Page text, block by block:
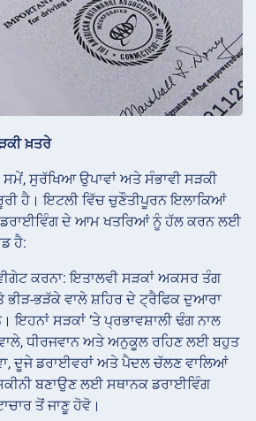
ਖ਼ਤਰੇ
ਸਮੇਂ, ਸੁਰੱਖਿਆ ਉਪਾਵਾਂ ਅਤੇ ਸੰਭਾਵੀ ਸੜਕੀ
ਹੈ। ਇਟਲੀ ਵਿੱਚ ਚੁਣੌਤੀਪੂਰਨ ਇਲਾਕਿਆਂ
ਡਰਾਈਵਿੰਗ ਦੇ ਆਮ ਖਤਰਿਆਂ ਨੂੰ ਹੱਲ ਕਰਨ ਲਈ
ਹੈ:
ਕਰਨਾ: ਇਤਾਲਵੀ ਸੜਕਾਂ ਅਕਸਰ ਤੰਗ
ਭੜੱਕੇ ਵਾਲੇ ਸ਼ਹਿਰ ਦੇ ਟ੍ਰੈਫਿਕ ਦੁਆਰਾ
ਸੜਕਾਂ ‘ਤੇ ਪ੍ਰਭਾਵਸ਼ਾਲੀ ਢੰਗ ਨਾਲ
ਧੀਰਜਵਾਨ ਅਤੇ ਅਨੁਕੂਲ ਰਹਿਣ ਲਈ ਬਹੁਤ
ਦੂਜੇ ਡਰਾਈਵਰਾਂ ਅਤੇ ਪੈਦਲ ਚੱਲਣ ਵਾਲਿਆਂ
ਬਣਾਉਣ ਲਈ ਸਥਾਨਕ ਡਰਾਈਵਿੰਗ
ਤੋਂ ਜਾਣੂ ਹੋਵੋ।